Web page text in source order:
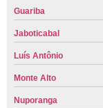
Guariba
Jaboticabal
Luís Antônio
Monte Alto
Nuporanga